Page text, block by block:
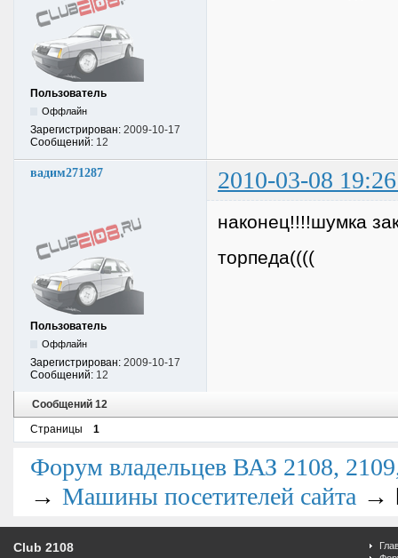
Пользователь
Оффлайн
Зарегистрирован: 2009-10-17
Сообщений: 12
вадим271287 2010-03-08
Пользователь
Оффлайн
Зарегистрирован: 2009-10-17
Сообщений: 12
наконец!!!!шумка
торпеда((((
Сообщений 12
Страницы
1
Форум владельцев ВАЗ 2108,
→ Машины посетителей сайта →
Club 2108